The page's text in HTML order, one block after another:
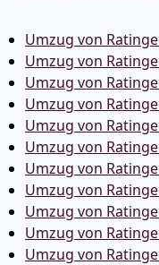
Umzug von
Umzug von
Umzug von
Umzug von
Umzug von
Umzug von
Umzug von
Umzug von
Umzug von
Umzug von
Umzug von